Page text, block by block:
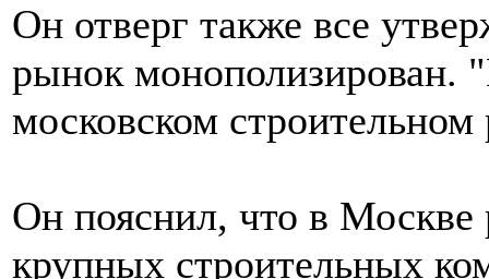
Он отверг также все
рынок монополизирован.
московском
Он пояснил, что в Москве
крупных строительных